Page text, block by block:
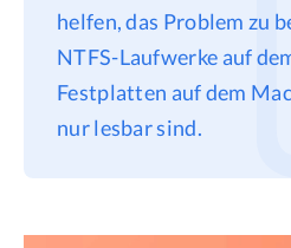
helfen, das Problem zu
NTFS-Laufwerke auf
Festplatten auf dem
nur lesbar sind.